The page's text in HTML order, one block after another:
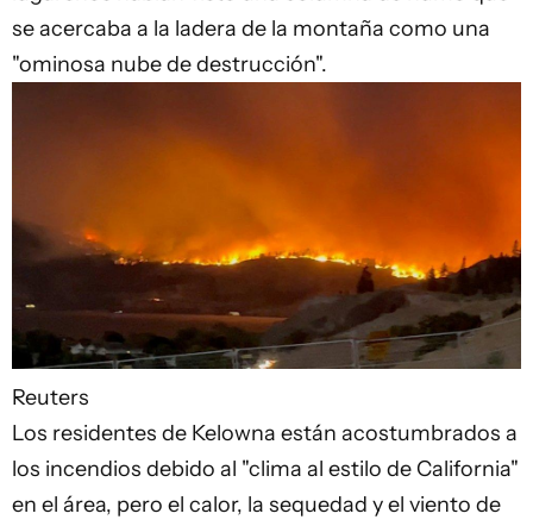
se acercaba a la ladera de la montaña como una
"ominosa nube de destrucción".
Reuters
Los residentes de Kelowna están acostumbrados a
los incendios debido al "clima al estilo de California"
en el área, pero el calor, la sequedad y el viento de